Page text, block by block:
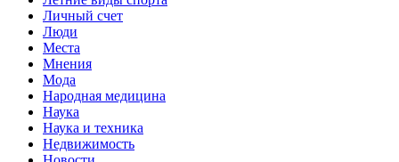
Личный счет
Люди
Места
Мнения
Мода
Народная медицина
Наука
Наука и техника
Недвижимость